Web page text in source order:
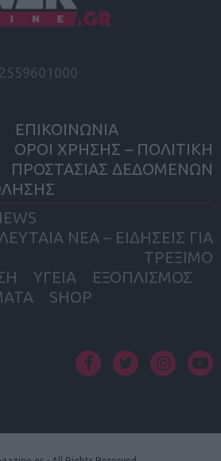
ΕΠΙΚΟΙΝΩΝΙΑ
ΟΡΟΙ ΧΡΗΣΗΣ – ΠΟΛΙΤΙΚΗ
ΠΡΟΣΤΑΣΙΑΣ ΔΕΔΟΜΕΝΩΝ
ΝΕΑ – ΕΙΔΗΣΕΙΣ ΓΙΑ
ΤΡΕΞΙΜΟ
ΥΓΕΙΑ
ΕΞΟΠΛΙΣΜΟΣ
SHOP